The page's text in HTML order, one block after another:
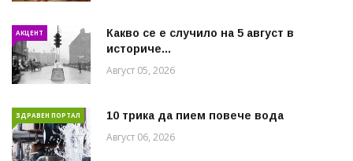
АКЦЕНТ
Какво се е случило на 5 август в
историче...
Август 05, 2026
ЗДРАВЕН ПОРТАЛ 10 трика да пием повече вода
Август 06, 2026